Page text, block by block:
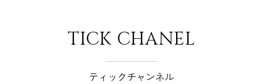
TICK CHANEL
ティックチャンネル